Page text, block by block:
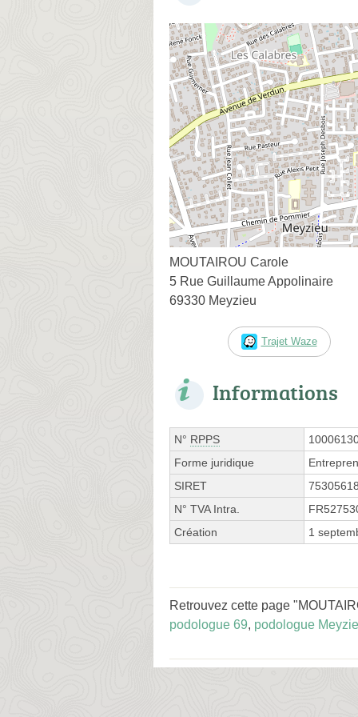
MOUTAIROU Carole
5 Rue Guillaume Appolinaire
69330 Meyzieu
Trajet Waze
Informations
N° RPPS
Forme juridique
SIRET
N° TVA Intra.
Création
1
Retrouvez cette page
podologue 69, podologue